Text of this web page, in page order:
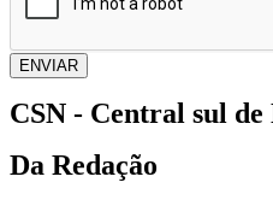
ENVIAR
CSN - Central sul
Da Redação